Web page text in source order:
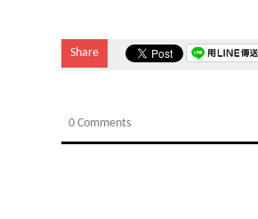
Share
0 Comments